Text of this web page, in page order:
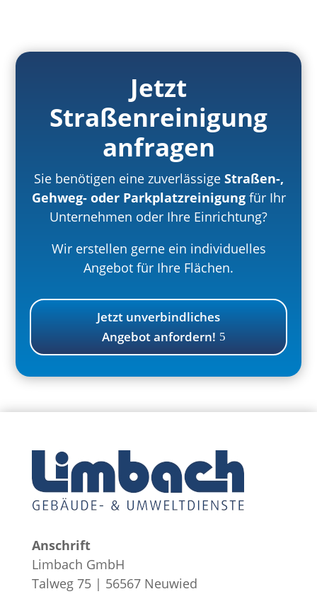
Jetzt
Straßenreinigung
anfragen
Sie benötigen eine zuverlässige Straßen-,
Gehweg- oder Parkplatzreinigungfür Ihr
Unternehmen oder Ihre Einrichtung?
Wir erstellen gerne ein individuelles
Angebot für Ihre Flächen.
Jetzt unverbindliches
Angebot anfordern!
Anschrift
Limbach GmbH
Talweg 75 | 56567 Neuwied